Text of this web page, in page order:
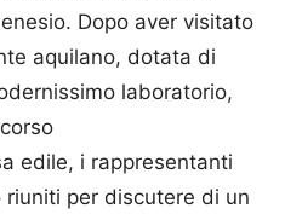
Dopo aver visitato
aquilano, dotata di
laboratorio,
edile, i rappresentanti
per discutere di un